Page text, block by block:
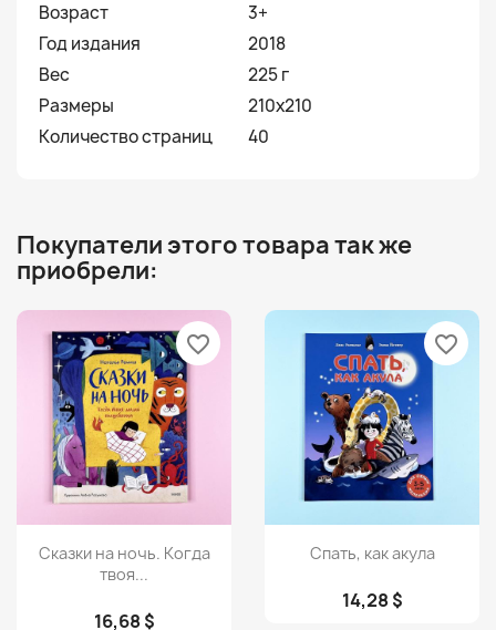
Возраст
3+
Год издания
2018
Вес
225 г
Размеры
210х210
Количество страниц
40
Покупатели этого товара так же
приобрели:
Просмотр
Сказки на ночь. Когда
твоя...
16,68 $
favorite_border
Просмотр
Спать, как акула
14,28 $
favorite_border